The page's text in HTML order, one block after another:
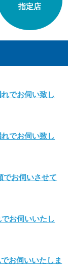
指定店
でお伺い致し
でお伺い致し
でお伺いさせて
お伺いいたし
お伺いいたしま